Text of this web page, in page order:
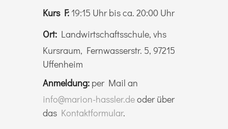
Kurs F: 19:15 Uhr bis ca. 20:00 Uhr
Ort: Landwirtschaftsschule, vhs
Kursraum, Fernwasserstr. 5, 97215
Uffenheim
Anmeldung: per Mail an
info@marion-hassler.deoder über
das Kontaktformular.